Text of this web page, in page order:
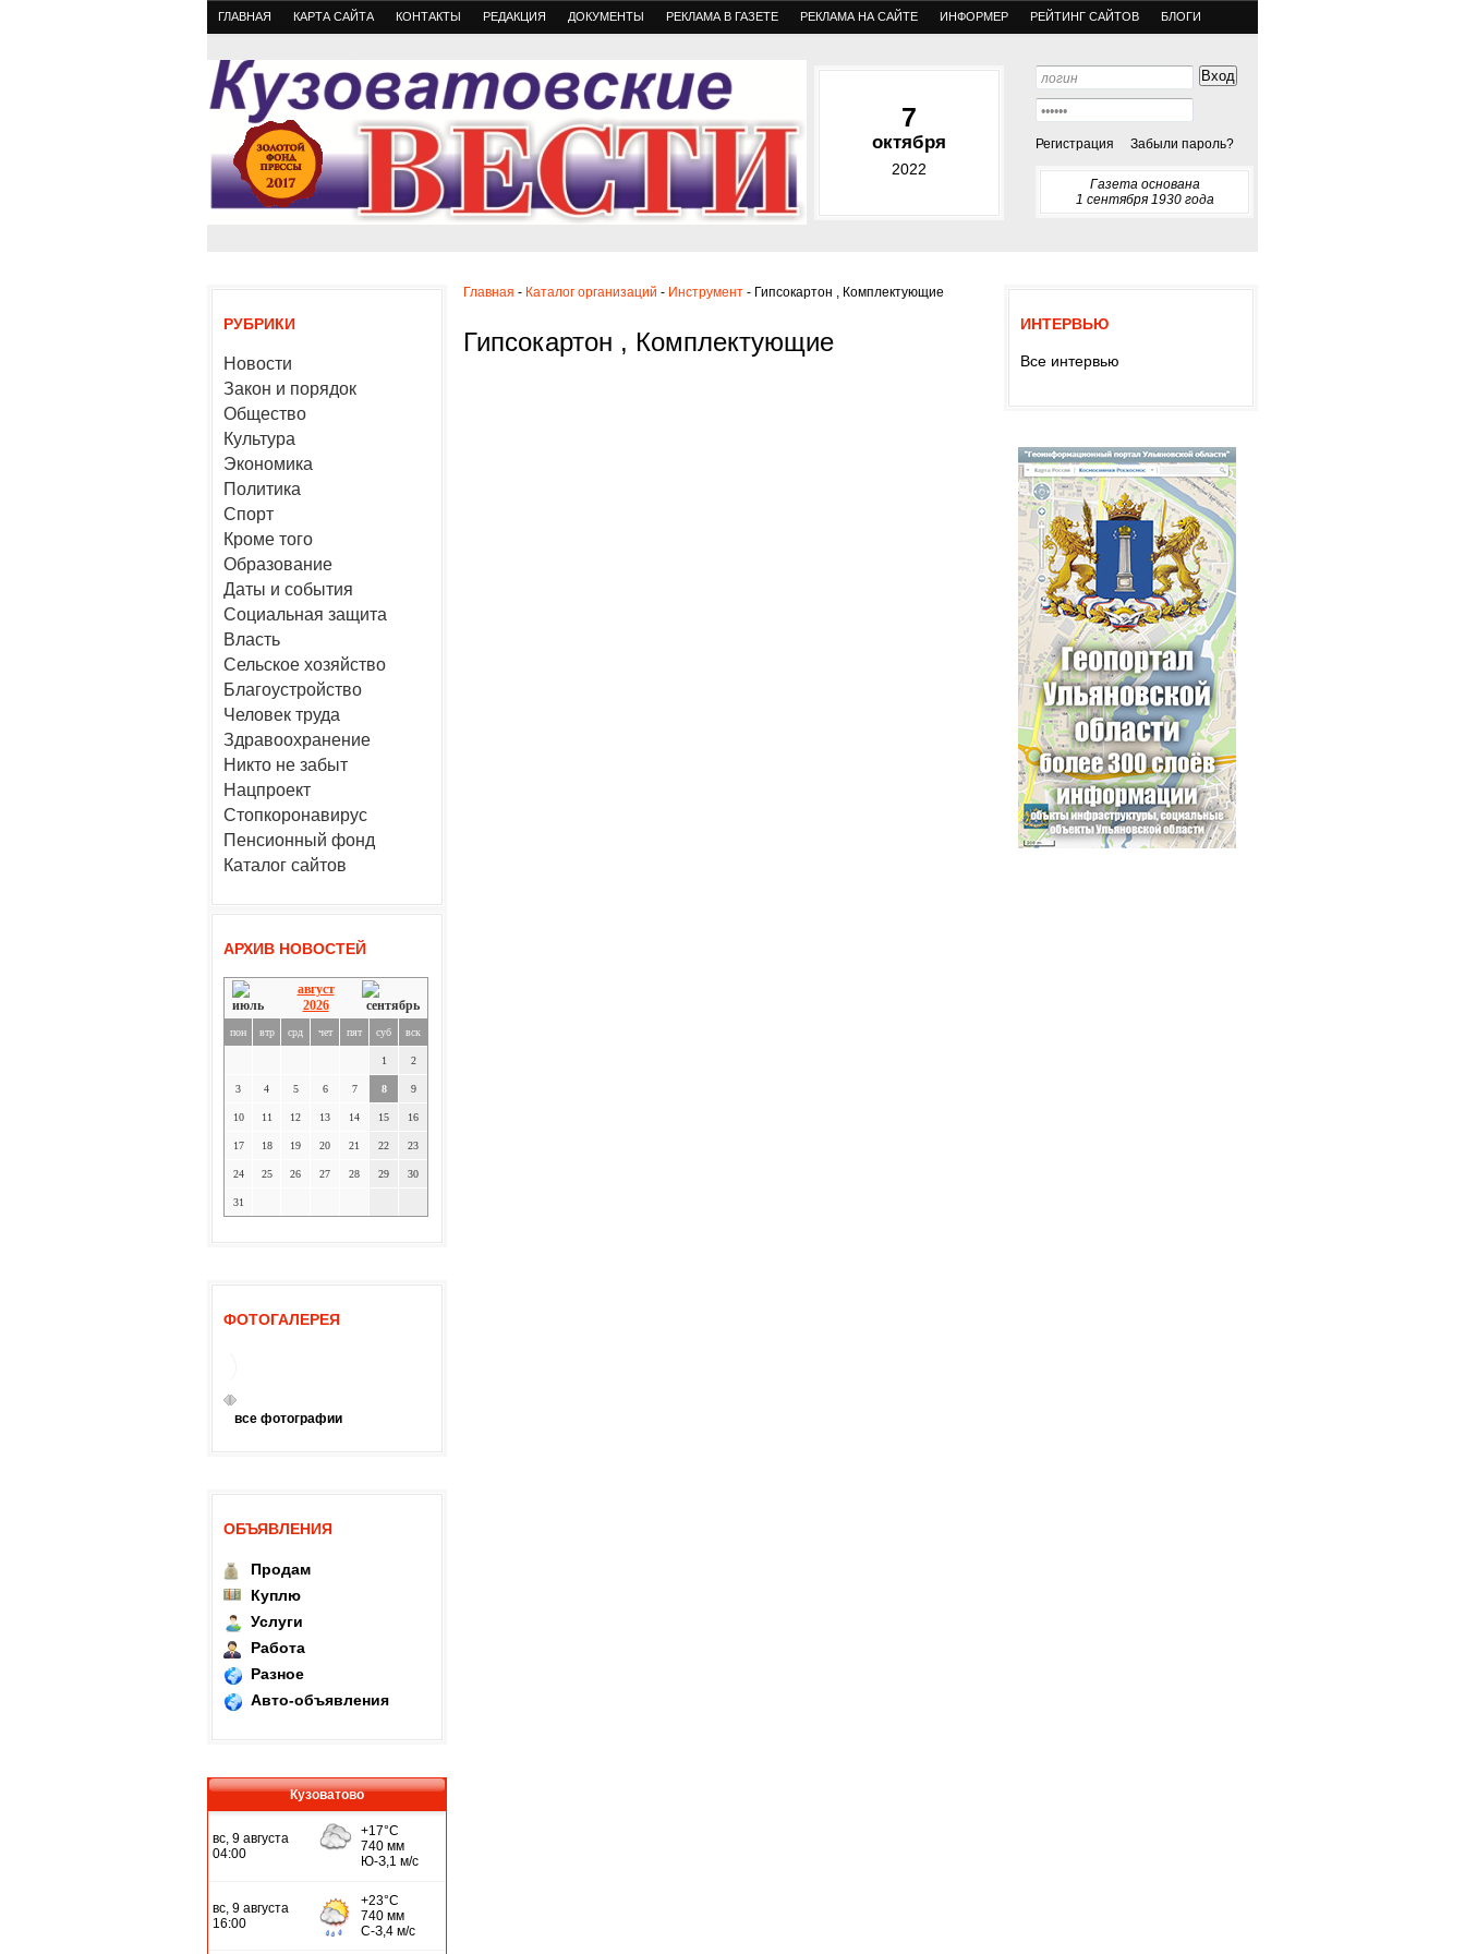
ГЛАВНАЯ КАРТА САЙТА КОНТАКТЫ РЕДАКЦИЯ ДОКУМЕНТЫ РЕКЛАМА В ГАЗЕТЕ РЕКЛАМА НА САЙТЕ ИНФОРМЕР РЕЙТИНГ САЙТОВ БЛОГИ
7
октября
2022
Регистрация Забыли пароль?
Газета основана
1 сентября 1930 года
РУБРИКИ
Новости
Закон и порядок
Общество
Культура
Экономика
Политика
Спорт
Кроме того
Образование
Даты и события
Социальная защита
Власть
Сельское хозяйство
Благоустройство
Человек труда
Здравоохранение
Никто не забыт
Нацпроект
Стопкоронавирус
Пенсионный фонд
Каталог сайтов
АРХИВ НОВОСТЕЙ
август
2026
пон втр срд чет пят суб вск
1 2
3 4 5 6 7 8 9
10 11 12 13 14 15 16
17 18 19 20 21 22 23
24 25 26 27 28 29 30
31
ФОТОГАЛЕРЕЯ
все фотографии
ОБЪЯВЛЕНИЯ
Продам
Куплю
Услуги
Работа
Разное
Авто-объявления
Кузоватово
Главная - Каталог организаций - Инструмент - Гипсокартон , Комплектующие
Гипсокартон , Комплектующие
ИНТЕРВЬЮ
Все интервью